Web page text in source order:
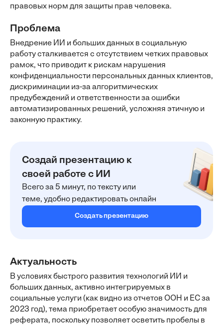
правовых норм для защиты прав человека.
Проблема
Внедрение ИИ и больших данных в социальную
работу сталкивается с отсутствием четких правовых
рамок, что приводит к рискам нарушения
конфиденциальности персональных данных клиентов,
дискриминации из-за алгоритмических
предубеждений и ответственности за ошибки
автоматизированных решений, усложняя этичную и
законную практику.
Создай презентацию к
своей работе с ИИ
Всего за 5 минут, по тексту или
теме, удобно редактировать онлайн
Создать презентацию
Актуальность
В условиях быстрого развития технологий ИИ и
больших данных, активно интегрируемых в
социальные услуги (как видно из отчетов ООН и ЕС за
2023 год), тема приобретает особую значимость для
реферата, поскольку позволяет осветить пробелы в